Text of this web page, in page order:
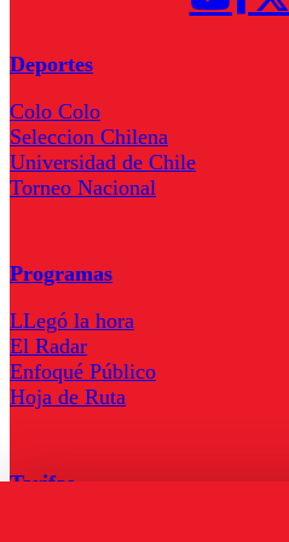
Deportes
Colo Colo
Seleccion Chilena
Universidad de Chile
Torneo Nacional
Programas
LLegó la hora
El Radar
Enfoqué Público
Hoja de Ruta
Tarifas